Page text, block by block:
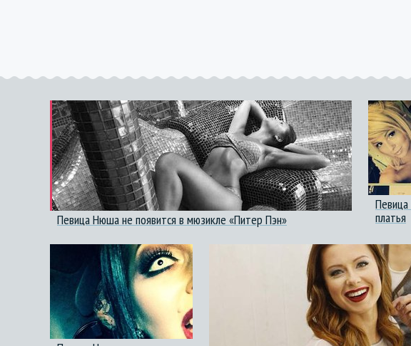
Певица Нюша не появится в мюзикле «Питер Пэн»
платья